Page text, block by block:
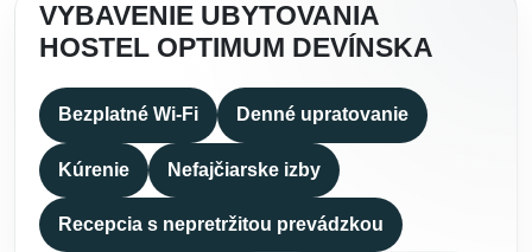
VYBAVENIE UBYTOVANIA
HOSTEL OPTIMUM DEVÍNSKA
Bezplatné Wi-Fi Denné upratovanie
Kúrenie Nefajčiarske izby
Recepcia s nepretržitou prevádzkou